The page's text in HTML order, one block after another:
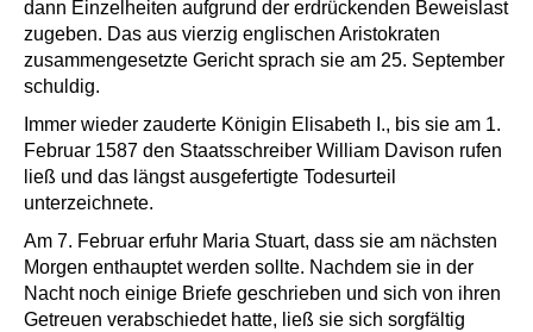
dann Einzelheiten aufgrund der erdrückenden Beweislast
zugeben. Das aus vierzig englischen Aristokraten
zusammengesetzte Gericht sprach sie am 25. September
schuldig.
Immer wieder zauderte Königin Elisabeth I., bis sie am 1.
Februar 1587 den Staatsschreiber William Davison rufen
ließ und das längst ausgefertigte Todesurteil
unterzeichnete.
Am 7. Februar erfuhr Maria Stuart, dass sie am nächsten
Morgen enthauptet werden sollte. Nachdem sie in der
Nacht noch einige Briefe geschrieben und sich von ihren
Getreuen verabschiedet hatte, ließ sie sich sorgfältig